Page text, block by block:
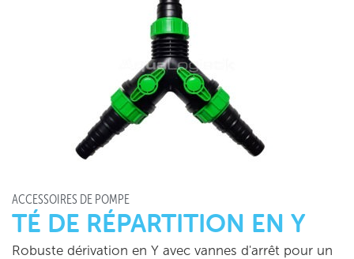
ACCESSOIRES DE POMPE
TÉ DE RÉPARTITION EN Y
Robuste dérivation en Y avec vannes d'arrêt pour un